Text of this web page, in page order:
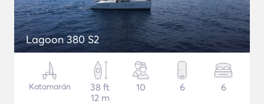
Lagoon 380 S2
Katamarán
38 ft
12 m
10 6 6